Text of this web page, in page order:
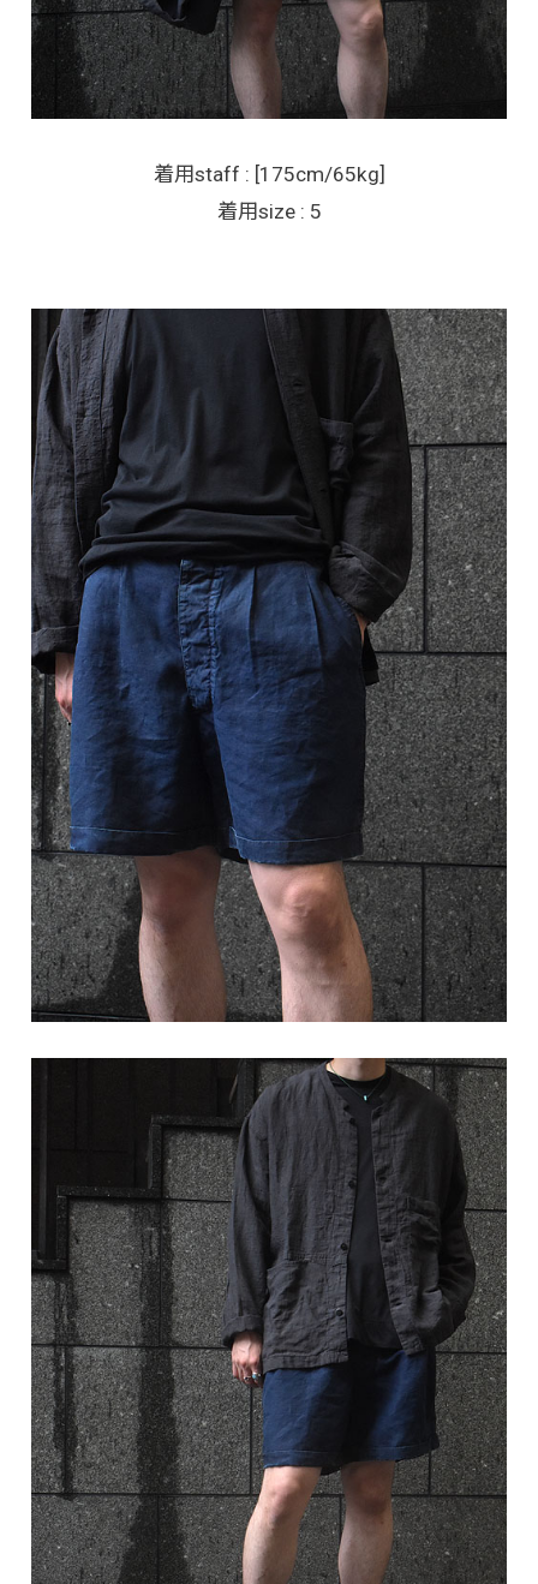
着用staff : [175cm/65kg]
着用size : 5